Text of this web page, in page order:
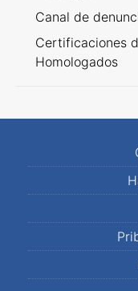
Canal de
Certificaciones
Homologados